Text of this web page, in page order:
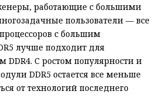
работающие с большими
пользователи — все
с большим
лучше подходит для
DDR4. С ростом популярности и
DDR5 остается все меньше
от технологий последнего